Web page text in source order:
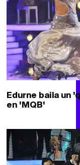
Edurne baila un
en 'MQB'